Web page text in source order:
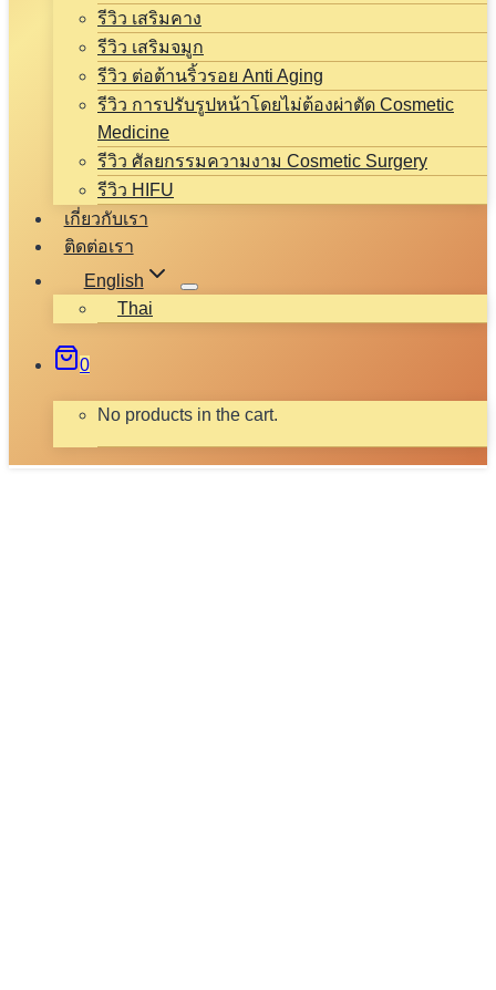
รีวิว เสริมคาง
รีวิว เสริมจมูก
รีวิว ต่อต้านริ้วรอย Anti Aging
รีวิว การปรับรูปหน้าโดยไม่ต้องผ่าตัด Cosmetic
Medicine
รีวิว ศัลยกรรมความงาม Cosmetic Surgery
รีวิว HIFU
เกี่ยวกับเรา
ติดต่อเรา
English
Thai
0
No products in the cart.